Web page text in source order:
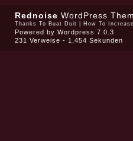
Rednoise WordPress
Thanks To Buat Duit How To
Powered by Wordpress 7.0.3
231 Verweise - 1,454 Sekunden